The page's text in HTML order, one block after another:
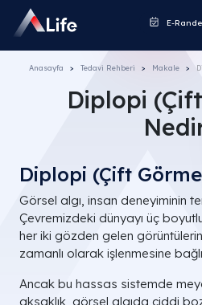
E-
Anasayfa Tedavi Rehberi Makale
Diplopi
Diplopi (Çift
Görsel algı, insan deneyiminin
Çevremizdeki dünyayı üç
her iki gözden gelen
zamanlı olarak işlenmesine
Ancak bu hassas sistemde
aksaklık, görsel algıda ciddi